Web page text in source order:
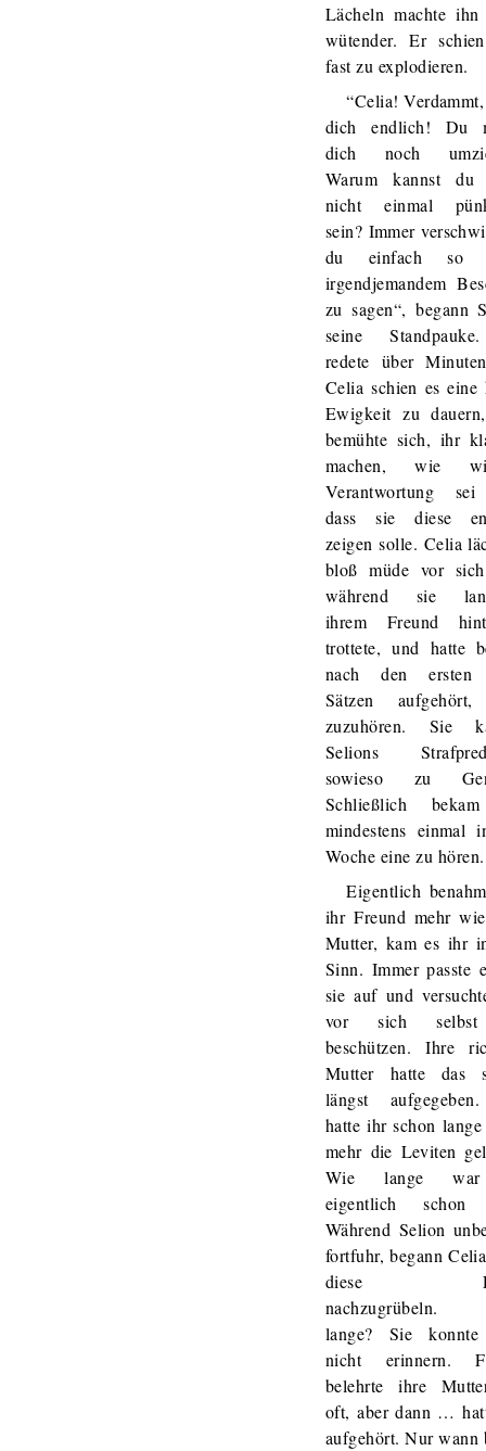
Lächeln machte ihn
wütender. Er
fast zu explodieren.
“Celia!
dich endlich! Du
dich noch
Warum kannst du
nicht einmal
sein? Immer
du einfach so
irgendjemandem
zu sagen“, begann
seine
redete über
Celia schien es eine
Ewigkeit zu
bemühte sich, ihr
machen, wie
Verantwortung
dass sie diese
zeigen solle. Celia
bloß müde vor
während sie
ihrem Freund
trottete, und hatte
nach den ersten
Sätzen
zuzuhören. Sie
Selions
sowieso zu
Schließlich
mindestens einmal
Woche eine zu hören.
Eigentlich
ihr Freund mehr
Mutter, kam es ihr
Sinn. Immer passte
sie auf und
vor sich
beschützen. Ihre
Mutter hatte das
längst
hatte ihr schon
mehr die Leviten
Wie lange
eigentlich schon
Während Selion
fortfuhr, begann
diese
nachzugrübeln.
lange? Sie
nicht erinnern.
belehrte ihre
oft, aber dann …
aufgehört. Nur wann